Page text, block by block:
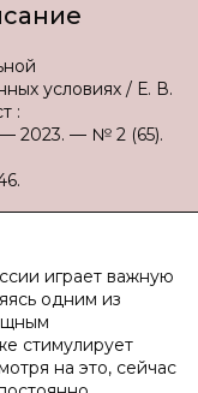
условиях / Е. В.
:
2023. — № 2 (65).
играет важную
одним из
стимулирует
на это, сейчас